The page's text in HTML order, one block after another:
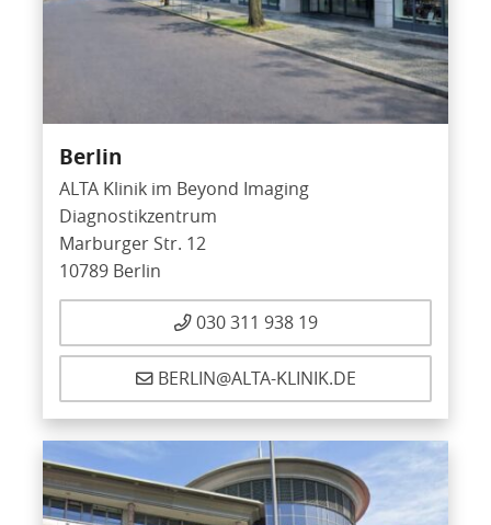
Berlin
ALTA Klinik im Beyond Imaging
Diagnostikzentrum
Marburger Str. 12
10789 Berlin
030 311 938 19
BERLIN@ALTA-KLINIK.DE